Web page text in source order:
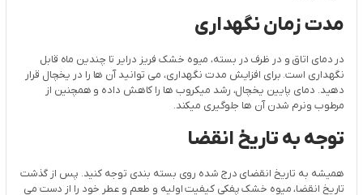
مدت زمان نگهداری
در دمای اتاق و در ظرف در بسته، میوه خشک فریز درایر تا چندین ماه قابل
نگهداری است. برای افزایش مدت نگهداری، می توانید آن ها را در یخچال قرار
دهید. دمای پایین یخچال، رشد میکروب ها را کاهش داده و همچنین از
مرطوب ونرم شدن آن ها جلوگیری میکند.
توجه به تاریخ انقضا
همیشه به تاریخ انقضای درج شده روی بسته بندی توجه کنید. پس از گذشت
تاریخ انقضا، میوه خشک پفکی کیفیت اولیه و طعم و عطر خود را از دست می